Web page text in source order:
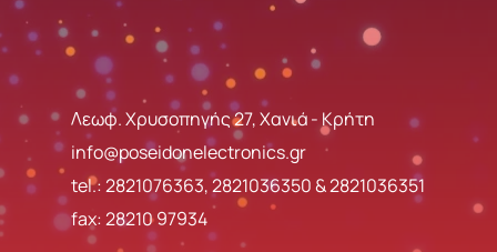
Λεωφ. Χρυσοπηγής 27, Χανιά - Κρήτη
info@poseidonelectronics.gr
tel.:2821076363,2821036350&2821036351
fax: 28210 97934